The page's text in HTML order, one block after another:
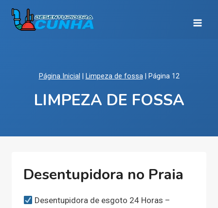
Pular
para
Página Inicial Limpeza de fossa| Página 12
LIMPEZA DE FOSSA
Desentupidora no Praia
Desentupidora de esgoto 24 Horas –